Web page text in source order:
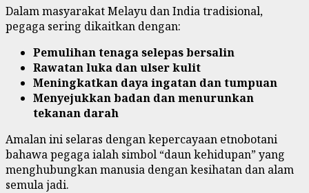
Dalam masyarakat Melayu dan India tradisional,
pegaga sering dikaitkan dengan:
Pemulihan tenaga selepas bersalin
Rawatan luka dan ulser kulit
Meningkatkan daya ingatan dan tumpuan
Menyejukkan badan dan menurunkan
tekanan darah
Amalan ini selaras dengan kepercayaan etnobotani
bahawa pegaga ialah simbol “daun kehidupan” yang
menghubungkan manusia dengan kesihatan dan alam
semula jadi.